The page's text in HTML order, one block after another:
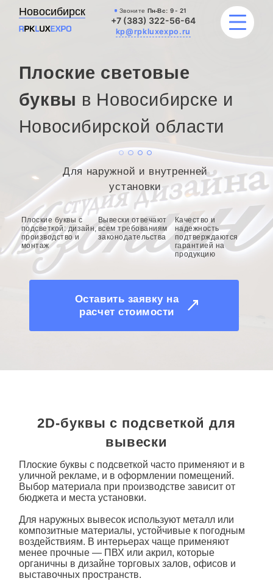
Новосибирск Звоните Пн-Вс: 9 - 21
+7 (383) 322-56-64
kp@rpkluxexpo.ru
УСЛУГИ
НАШИ РАБОТЫ
БЛОГ
О КОМПАНИИ
Плоские световые
буквы в Новосибирске и
Новосибирской области
Для наружной и внутренней
установки
Плоские буквы с
подсветкой: дизайн,
производство и
монтаж
Вывески отвечают
всем требованиям
законодательства
Качество и
надежность
подтверждаются
гарантией на
продукцию
Оставить заявку на
расчет стоимости
2D-буквы с подсветкой для
вывески
Плоские буквы с подсветкой часто применяют и в
уличной рекламе, и в оформлении помещений.
Выбор материала при производстве зависит от
бюджета и места установки.
Для наружных вывесок используют металл или
композитные материалы, устойчивые к погодным
воздействиям. В интерьерах чаще применяют
менее прочные — ПВХ или акрил, которые
органичны в дизайне торговых залов, офисов и
выставочных пространств.